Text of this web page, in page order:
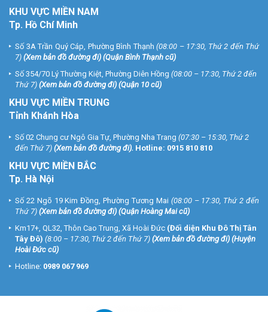
KHU VỰC MIỀN NAM
Tp. Hồ Chí Minh
Số 3A Trần Quý Cáp, Phường Bình Thạnh (08:00 – 17:30, Thứ 2 đến Thứ
7) (Xem bản đồ đường đi) (Quận Bình Thạnh cũ)
Số 354/70 Lý Thường Kiệt, Phường Diên Hồng (08:00 – 17:30, Thứ 2 đến
Thứ 7) (Xem bản đồ đường đi) (Quận 10 cũ)
KHU VỰC MIỀN TRUNG
Tỉnh Khánh Hòa
Số 02 Chung cư Ngô Gia Tự, Phường Nha Trang (07:30 – 15:30, Thứ 2
đến Thứ 7) (Xem bản đồ đường đi). Hotline: 0915 810 810
KHU VỰC MIỀN BẮC
Tp. Hà Nội
Số 22 Ngõ 19 Kim Đồng, Phường Tương Mai (08:00 – 17:30, Thứ 2 đến
Thứ 7) (Xem bản đồ đường đi) (Quận Hoàng Mai cũ)
Km17+, QL32, Thôn Cao Trung, Xã Hoài Đức (Đối diện Khu Đô Thị Tân
Tây Đô) (8:00 – 17:30, Thứ 2 đến Thứ 7) (Xem bản đồ đường đi) (Huyện
Hoài Đức cũ)
Hotline: 0989 067 969